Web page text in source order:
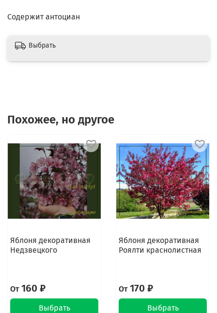
Содержит антоциан
Выбрать
Похожее, но другое
Яблоня декоративная
Недзвецкого
От160 ₽
Выбрать
Яблоня декоративная
Роялти краснолистная
От170 ₽
Выбрать